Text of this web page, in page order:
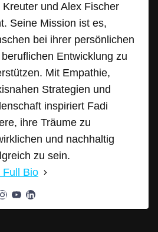
Kreuter und Alex Fischer
Seine Mission ist es,
bei ihrer persönlichen
Entwicklung zu
Mit Empathie,
Strategien und
inspiriert Fadi
ihre Träume zu
und nachhaltig
zu sein.
Full Bio